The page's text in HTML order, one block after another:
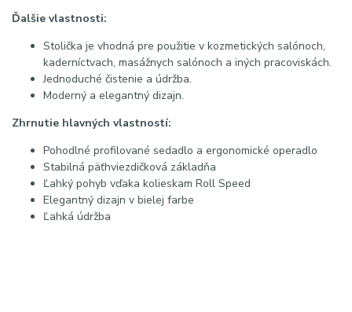
Ďalšie vlastnosti:
Stolička je vhodná pre použitie v kozmetických salónoch,
kaderníctvach, masážnych salónoch a iných pracoviskách.
Jednoduché čistenie a údržba.
Moderný a elegantný dizajn.
Zhrnutie hlavných vlastností:
Pohodlné profilované sedadlo a ergonomické operadlo
Stabilná päťhviezdičková základňa
Ľahký pohyb vďaka kolieskam Roll Speed
Elegantný dizajn v bielej farbe
Ľahká údržba